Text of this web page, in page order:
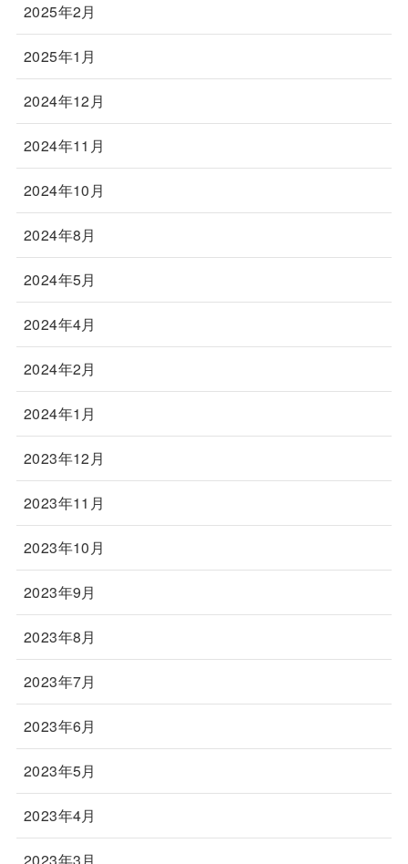
2025年2月
2025年1月
2024年12月
2024年11月
2024年10月
2024年8月
2024年5月
2024年4月
2024年2月
2024年1月
2023年12月
2023年11月
2023年10月
2023年9月
2023年8月
2023年7月
2023年6月
2023年5月
2023年4月